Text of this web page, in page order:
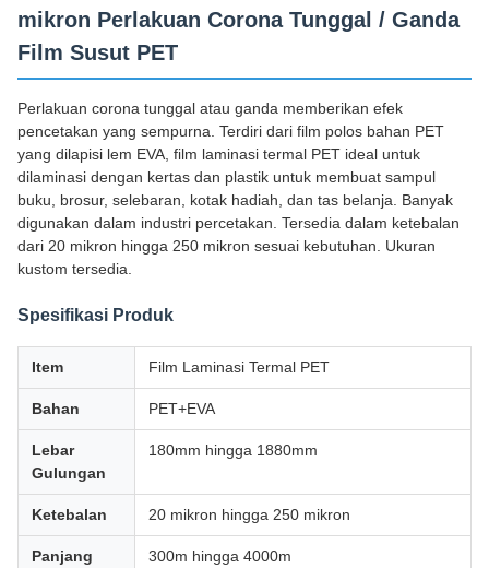
mikron Perlakuan Corona Tunggal / Ganda
Film Susut PET
Perlakuan corona tunggal atau ganda memberikan efek
pencetakan yang sempurna. Terdiri dari film polos bahan PET
yang dilapisi lem EVA, film laminasi termal PET ideal untuk
dilaminasi dengan kertas dan plastik untuk membuat sampul
buku, brosur, selebaran, kotak hadiah, dan tas belanja. Banyak
digunakan dalam industri percetakan. Tersedia dalam ketebalan
dari 20 mikron hingga 250 mikron sesuai kebutuhan. Ukuran
kustom tersedia.
Spesifikasi Produk
Item Film Laminasi Termal PET
Bahan PET+EVA
Lebar
Gulungan
180mm hingga 1880mm
Ketebalan 20 mikron hingga 250 mikron
Panjang
300m hingga 4000m